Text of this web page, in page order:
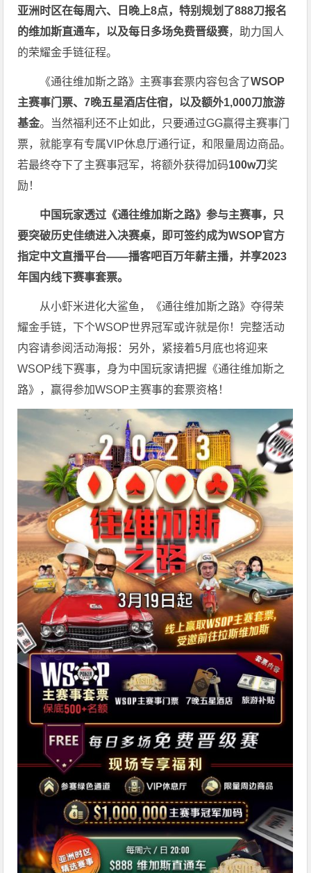
亚洲时区在每周六、日晚上8点，特别规划了888刀报名
的维加斯直通车，以及每日多场免费晋级赛，助力国人
的荣耀金手链征程。
《通往维加斯之路》主赛事套票内容包含了WSOP
主赛事门票、7晚五星酒店住宿，以及额外1,000刀旅游
基金。当然福利还不止如此，只要通过GG赢得主赛事门
票，就能享有专属VIP休息厅通行证，和限量周边商品。
若最终夺下了主赛事冠军，将额外获得加码100w刀奖
励！
中国玩家透过《通往维加斯之路》参与主赛事，只
要突破历史佳绩进入决赛桌，即可签约成为WSOP官方
指定中文直播平台——播客吧百万年薪主播，并享2023
年国内线下赛事套票。
从小虾米进化大鲨鱼，《通往维加斯之路》夺得荣
耀金手链，下个WSOP世界冠军或许就是你！完整活动
内容请参阅活动海报： 另外，紧接着5月底也将迎来
WSOP线下赛事，身为中国玩家请把握《通往维加斯之
路》，赢得参加WSOP主赛事的套票资格！